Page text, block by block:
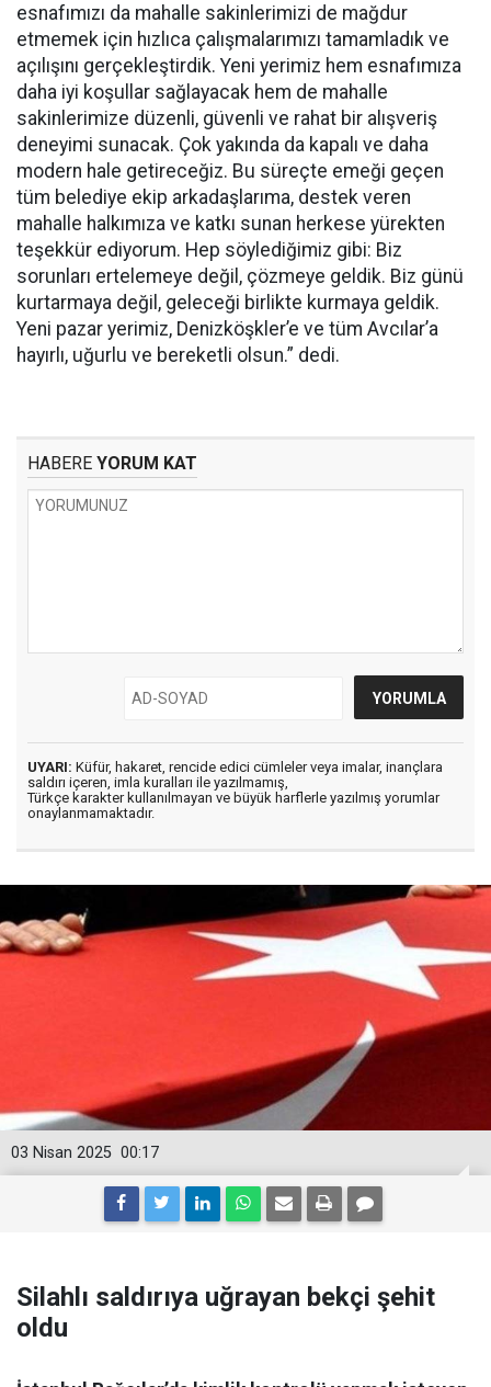
esnafımızı da mahalle sakinlerimizi de mağdur
etmemek için hızlıca çalışmalarımızı tamamladık ve
açılışını gerçekleştirdik. Yeni yerimiz hem esnafımıza
daha iyi koşullar sağlayacak hem de mahalle
sakinlerimize düzenli, güvenli ve rahat bir alışveriş
deneyimi sunacak. Çok yakında da kapalı ve daha
modern hale getireceğiz. Bu süreçte emeği geçen
tüm belediye ekip arkadaşlarıma, destek veren
mahalle halkımıza ve katkı sunan herkese yürekten
teşekkür ediyorum. Hep söylediğimiz gibi: Biz
sorunları ertelemeye değil, çözmeye geldik. Biz günü
kurtarmaya değil, geleceği birlikte kurmaya geldik.
Yeni pazar yerimiz, Denizköşkler’e ve tüm Avcılar’a
hayırlı, uğurlu ve bereketli olsun.” dedi.
HABERE YORUM KAT
UYARI: Küfür, hakaret, rencide edici cümleler veya imalar, inançlara
saldırı içeren, imla kuralları ile yazılmamış,
Türkçe karakter kullanılmayan ve büyük harflerle yazılmış yorumlar
onaylanmamaktadır.
00:17
03 Nisan 2025
Silahlı saldırıya uğrayan bekçi şehit
oldu